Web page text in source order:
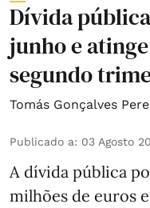
Dívida
junho e
segundo
Tomás Gonçalves
Publicado a: 03 Agosto
A dívida pública
milhões de euros